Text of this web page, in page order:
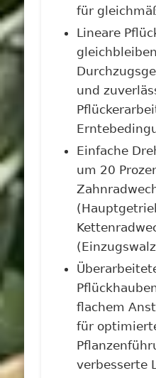
für
Lineare
und
Einfache
um 20
flachem
für
verbesserte